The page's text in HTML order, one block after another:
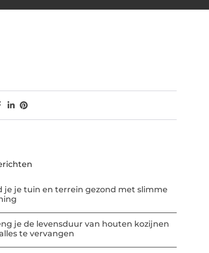
je je tuin en terrein gezond met slimme
je de levensduur van houten kozijnen
te vervangen